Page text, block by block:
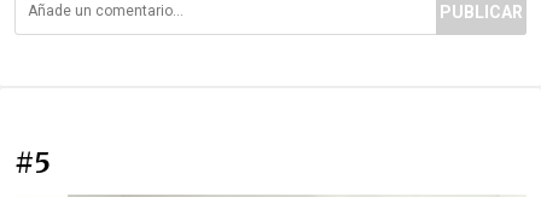
PUBLICAR
#5